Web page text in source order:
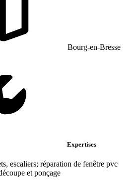
Bourg-en-Bresse
Expertises
escaliers; réparation de fenêtre pvc
et ponçage